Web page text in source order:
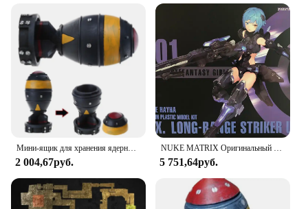
Мини-ящик для хранения ядерной бомбы, ретро фигурка из смолы, настольный художественный декор для дома, спальни, офиса, мужской
2 004,67руб.
NUKE MATRIX Оригинальный комплект модели CYBER FOREST SHADOW GIRLS MAD WOLF Фигурка в сборе Модель игрушки Робот в подарок для мальчиков 160 мм
5 751,64руб.